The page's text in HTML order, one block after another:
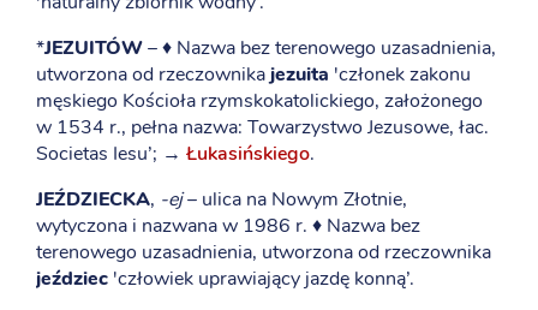
*JEZUITÓW– ♦ Nazwa bez terenowego uzasadnienia,
utworzona od rzeczownikajezuita 'członek zakonu
męskiego Kościoła rzymskokatolickiego, założonego
w 1534 r., pełna nazwa: Towarzystwo Jezusowe, łac.
Societas Iesu’; → Łukasińskiego.
JEŹDZIECKA, -ej– ulica na Nowym Złotnie,
wytyczona i nazwana w 1986 r. ♦ Nazwa bez
terenowego uzasadnienia, utworzona od rzeczownika
jeździec 'człowiek uprawiający jazdę konną’.